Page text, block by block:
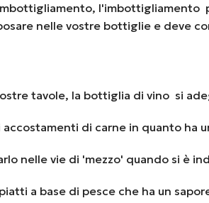
l'imbottigliamento
nelle vostre bottiglie e deve
tavole, la bottiglia di vino si
di carne in quanto ha
nelle vie di 'mezzo' quando si è
a base di pesce che ha un